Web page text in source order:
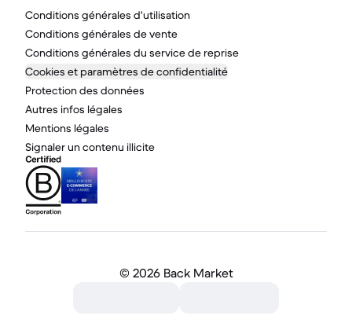
Conditions générales d'utilisation
Conditions générales de vente
Conditions générales du service de reprise
Cookies et paramètres de confidentialité
Protection des données
Autres infos légales
Mentions légales
Signaler un contenu illicite
© 2026 Back Market